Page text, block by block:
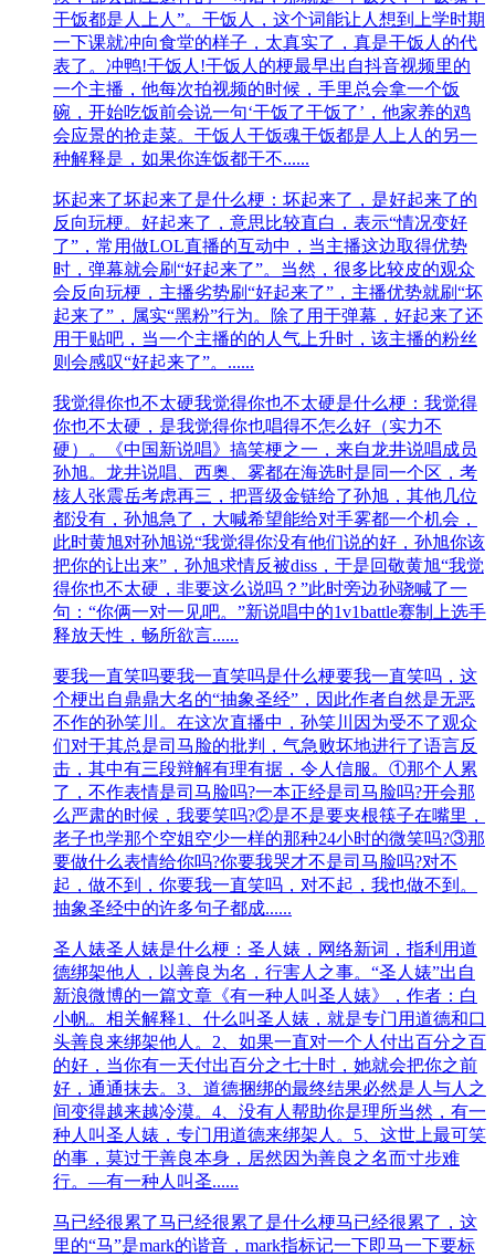
干饭都是人上人”。干饭人，这个词能让人想到上学时期
一下课就冲向食堂的样子，太真实了，真是干饭人的代
表了。冲鸭!干饭人!干饭人的梗最早出自抖音视频里的
一个主播，他每次拍视频的时候，手里总会拿一个饭
碗，开始吃饭前会说一句‘干饭了干饭了’，他家养的鸡
会应景的抢走菜。干饭人干饭魂干饭都是人上人的另一
种解释是，如果你连饭都干不......
坏起来了坏起来了是什么梗：坏起来了，是好起来了的
反向玩梗。好起来了，意思比较直白，表示“情况变好
了”，常用做LOL直播的互动中，当主播这边取得优势
时，弹幕就会刷“好起来了”。当然，很多比较皮的观众
会反向玩梗，主播劣势刷“好起来了”，主播优势就刷“坏
起来了”，属实“黑粉”行为。除了用于弹幕，好起来了还
用于贴吧，当一个主播的的人气上升时，该主播的粉丝
则会感叹“好起来了”。......
我觉得你也不太硬我觉得你也不太硬是什么梗：我觉得
你也不太硬，是我觉得你也唱得不怎么好（实力不
硬）。《中国新说唱》搞笑梗之一，来自龙井说唱成员
孙旭。龙井说唱、西奥、雾都在海选时是同一个区，考
核人张震岳考虑再三，把晋级金链给了孙旭，其他几位
都没有，孙旭急了，大喊希望能给对手雾都一个机会，
此时黄旭对孙旭说“我觉得你没有他们说的好，孙旭你该
把你的让出来”，孙旭求情反被diss，于是回敬黄旭“我觉
得你也不太硬，非要这么说吗？”此时旁边孙骁喊了一
句：“你俩一对一见吧。”新说唱中的1v1battle赛制上选手
释放天性，畅所欲言......
要我一直笑吗要我一直笑吗是什么梗要我一直笑吗，这
个梗出自鼎鼎大名的“抽象圣经”，因此作者自然是无恶
不作的孙笑川。在这次直播中，孙笑川因为受不了观众
们对于其总是司马脸的批判，气急败坏地进行了语言反
击，其中有三段辩解有理有据，令人信服。①那个人累
了，不作表情是司马脸吗?一本正经是司马脸吗?开会那
么严肃的时候，我要笑吗?②是不是要夹根筷子在嘴里，
老子也学那个空姐空少一样的那种24小时的微笑吗?③那
要做什么表情给你吗?你要我哭才不是司马脸吗?对不
起，做不到，你要我一直笑吗，对不起，我也做不到。
抽象圣经中的许多句子都成......
圣人婊圣人婊是什么梗：圣人婊，网络新词，指利用道
德绑架他人，以善良为名，行害人之事。“圣人婊”出自
新浪微博的一篇文章《有一种人叫圣人婊》，作者：白
小帆。相关解释1、什么叫圣人婊，就是专门用道德和口
头善良来绑架他人。2、如果一直对一个人付出百分之百
的好，当你有一天付出百分之七十时，她就会把你之前
好，通通抹去。3、道德捆绑的最终结果必然是人与人之
间变得越来越冷漠。4、没有人帮助你是理所当然，有一
种人叫圣人婊，专门用道德来绑架人。5、这世上最可笑
的事，莫过于善良本身，居然因为善良之名而寸步难
行。—有一种人叫圣......
马已经很累了马已经很累了是什么梗马已经很累了，这
里的“马”是mark的谐音，mark指标记一下即马一下要标